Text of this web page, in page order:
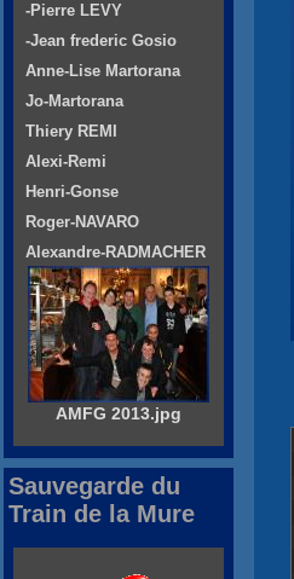
-Pierre LEVY
-Jean frederic Gosio
Anne-Lise Martorana
Jo-Martorana
Thiery REMI
Alexi-Remi
Henri-Gonse
Roger-NAVARO
Alexandre-RADMACHER
AMFG 2013.jpg
Sauvegarde du
Train de la Mure